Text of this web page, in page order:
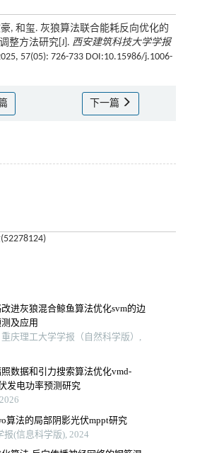
, 和玺. 灰狼算法联合能耗反向优化的
整方法研究[J]. 西安建筑科技大学学报
57(05): 726-733 DOI:10.15986/j.1006-
下一篇